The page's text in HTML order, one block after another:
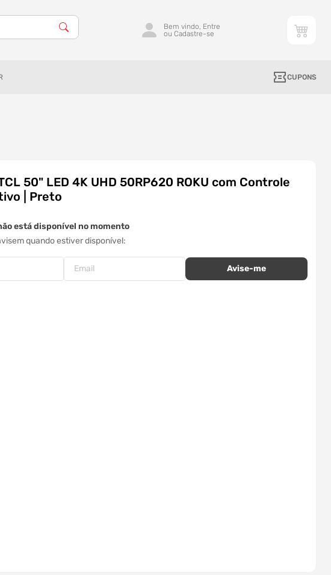
Bem vindo, Entre
ou Cadastre-se
CUPONS
50" LED 4K UHD 50RP620 ROKU com Controle
| Preto
está disponível no momento
quando estiver disponível